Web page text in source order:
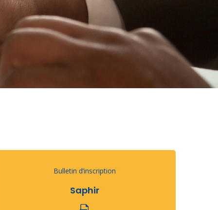
Bulletin d’inscription
Saphir